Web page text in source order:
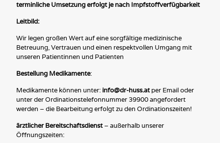
terminliche Umsetzung erfolgt je nach Impfstoffverfügbarkeit
Leitbild:
Wir legen großen Wert auf eine sorgfältige medizinische
Betreuung, Vertrauen und einen respektvollen Umgang mit
unseren Patientinnen und Patienten
Bestellung Medikamente:
Medikamente können unter: info@dr-huss.at per Email oder
unter der Ordinationstelefonnummer 39900 angefordert
werden – die Bearbeitung erfolgt zu den Ordinationszeiten!
ärztlicher Bereitschaftsdienst – außerhalb unserer
Öffnungszeiten: